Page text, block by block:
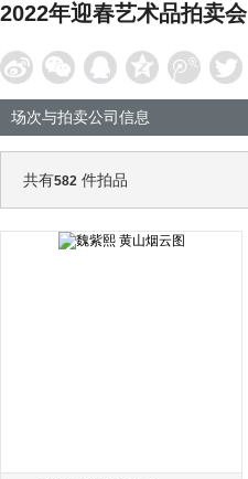
2022年迎春艺术品拍卖会
场次与拍卖公司信息
共有582 件拍品